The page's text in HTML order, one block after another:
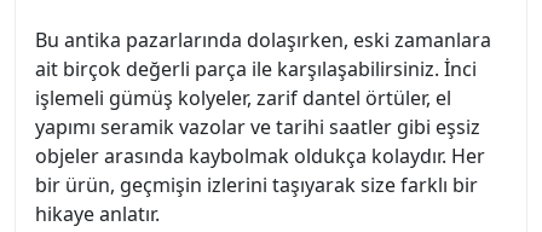
Bu antika pazarlarında dolaşırken, eski zamanlara
ait birçok değerli parça ile karşılaşabilirsiniz. İnci
işlemeli gümüş kolyeler, zarif dantel örtüler, el
yapımı seramik vazolar ve tarihi saatler gibi eşsiz
objeler arasında kaybolmak oldukça kolaydır. Her
bir ürün, geçmişin izlerini taşıyarak size farklı bir
hikaye anlatır.